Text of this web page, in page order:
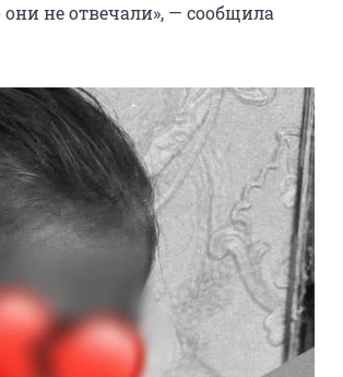
они не отвечали», — сообщила